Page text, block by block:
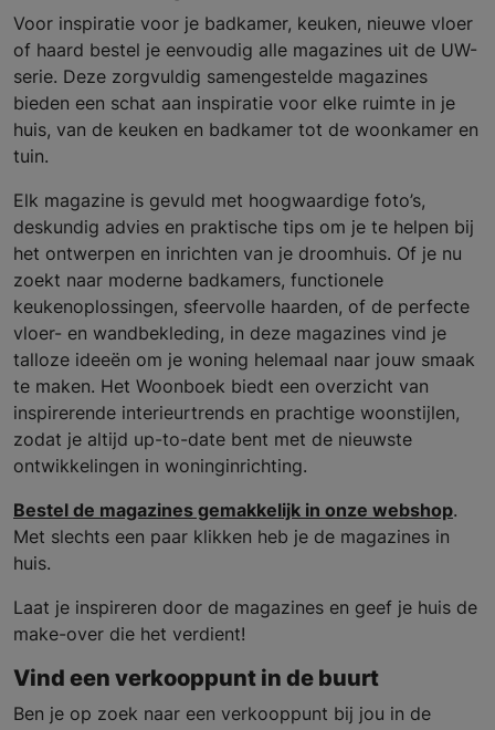
Voor inspiratie voor je badkamer, keuken, nieuwe vloer
of haard bestel je eenvoudig alle magazines uit de UW-
serie. Deze zorgvuldig samengestelde magazines
bieden een schat aan inspiratie voor elke ruimte in je
huis, van de keuken en badkamer tot de woonkamer en
tuin.
Elk magazine is gevuld met hoogwaardige foto’s,
deskundig advies en praktische tips om je te helpen bij
het ontwerpen en inrichten van je droomhuis. Of je nu
zoekt naar moderne badkamers, functionele
keukenoplossingen, sfeervolle haarden, of de perfecte
vloer- en wandbekleding, in deze magazines vind je
talloze ideeën om je woning helemaal naar jouw smaak
te maken. Het Woonboek biedt een overzicht van
inspirerende interieurtrends en prachtige woonstijlen,
zodat je altijd up-to-date bent met de nieuwste
ontwikkelingen in woninginrichting.
Bestel de magazines gemakkelijk in onze webshop.
Met slechts een paar klikken heb je de magazines in
huis.
Laat je inspireren door de magazines en geef je huis de
make-over die het verdient!
Vind een verkooppunt in de buurt
Ben je op zoek naar een verkooppunt bij jou in de